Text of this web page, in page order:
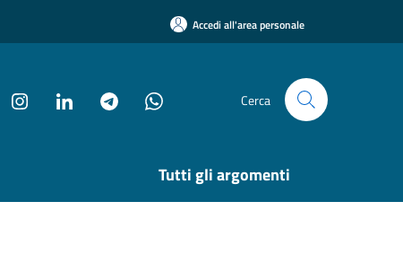
Accedi all'area personale
Cerca
Tutti gli argomenti